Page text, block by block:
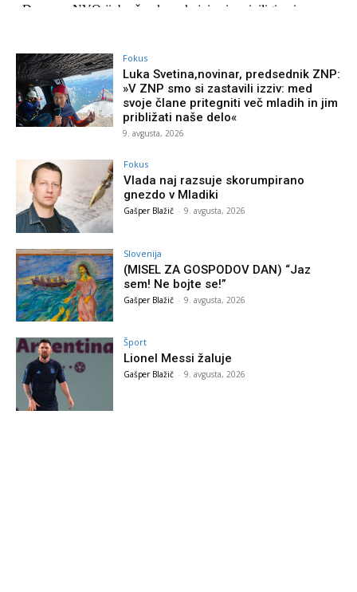
Fokus
Luka Svetina,novinar, predsednik ZNP:
»V ZNP smo si zastavili izziv: med
svoje člane pritegniti več mladih in jim
približati naše delo«
9. avgusta, 2026
Fokus
Vlada naj razsuje skorumpirano
gnezdo v Mladiki
Gašper Blažič - 9. avgusta, 2026
Slovenija
(MISEL ZA GOSPODOV DAN) “Jaz
sem! Ne bojte se!”
Gašper Blažič - 9. avgusta, 2026
Šport
Lionel Messi žaluje
Gašper Blažič - 9. avgusta, 2026